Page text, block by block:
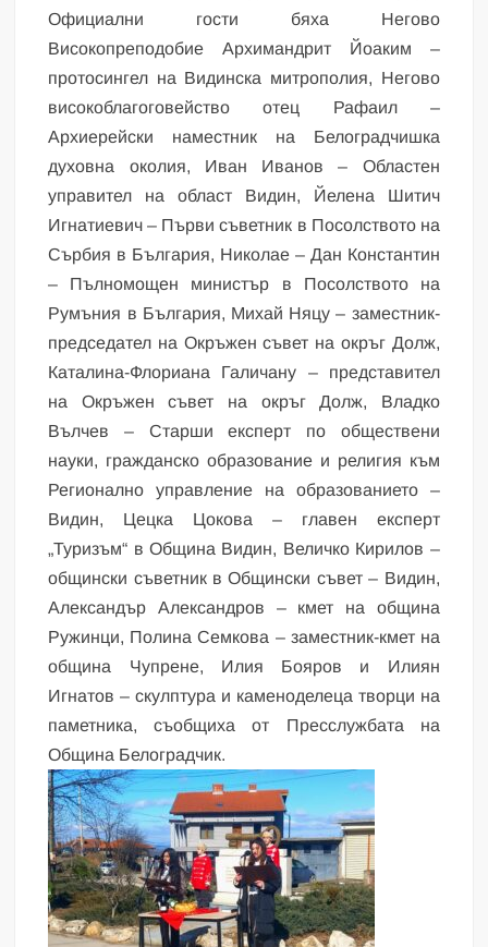
Официални гости бяха Негово
Високопреподобие Архимандрит Йоаким –
протосингел на Видинска митрополия, Негово
високоблагоговейство отец Рафаил –
Архиерейски наместник на Белоградчишка
духовна околия, Иван Иванов – Областен
управител на област Видин, Йелена Шитич
Игнатиевич – Първи съветник в Посолството на
Сърбия в България, Николае – Дан Константин
– Пълномощен министър в Посолството на
Румъния в България, Михай Няцу – заместник-
председател на Окръжен съвет на окръг Долж,
Каталина-Флориана Галичану – представител
на Окръжен съвет на окръг Долж, Владко
Вълчев – Старши експерт по обществени
науки, гражданско образование и религия към
Регионално управление на образованието –
Видин, Цецка Цокова – главен експерт
„Туризъм“ в Община Видин, Величко Кирилов –
общински съветник в Общински съвет – Видин,
Александър Александров – кмет на община
Ружинци, Полина Семкова – заместник-кмет на
община Чупрене, Илия Бояров и Илиян
Игнатов – скулптура и каменоделеца творци на
паметника, съобщиха от Пресслужбата на
Община Белоградчик.